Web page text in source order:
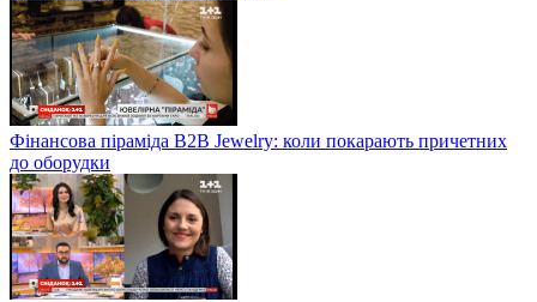
Фінансова піраміда B2B Jewelry: коли покарають причетних
до оборудки